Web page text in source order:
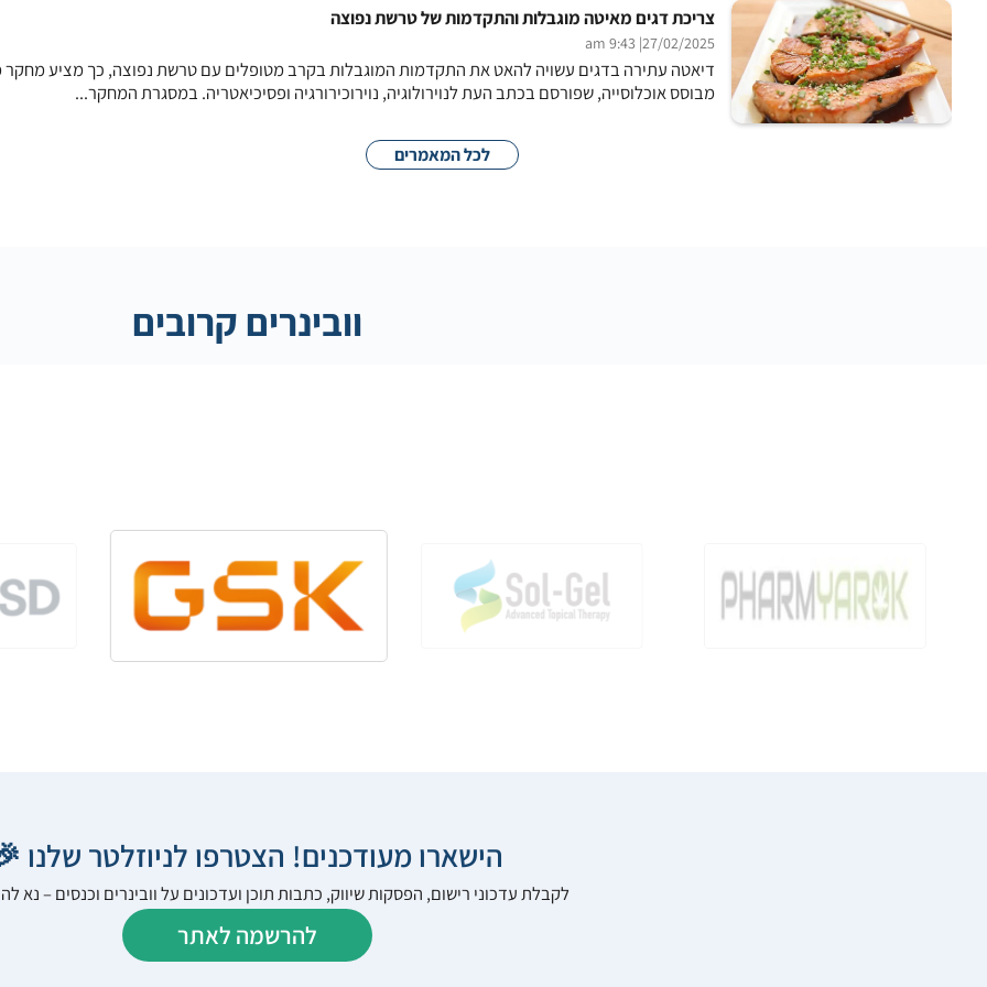
צריכת דגים מאיטה מוגבלות והתקדמות של טרשת נפוצה
27/02/2025
| 9:43 am
דיאטה עתירה בדגים עשויה להאט את התקדמות המוגבלות בקרב מטופלים עם טרשת נפוצה, כך מציע מחקר
מבוסס אוכלוסייה, שפורסם בכתב העת לנוירולוגיה, נוירוכירורגיה ופסיכיאטריה. במסגרת המחקר...
לכל המאמרים
וובינרים קרובים
הישארו מעודכנים! הצטרפו לניוזלטר שלנו
לקבלת עדכוני רישום, הפסקות שיווק, כתבות תוכן ועדכונים על וובינרים וכנסים – נא
להרשמה לאתר